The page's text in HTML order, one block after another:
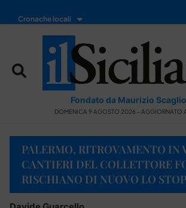
Cronache locali
Fondato da Maurizio
DOMENICA 9 AGOSTO 2026 - AGGIORNATO
PALERMO, RITROVAMENTO IN
CANTIERI DEL COLLETTORE
RISCHIANO DI NUOVO LO